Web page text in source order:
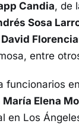
Candia, de
Sosa
entre
funcionarios
María Elena
en Los